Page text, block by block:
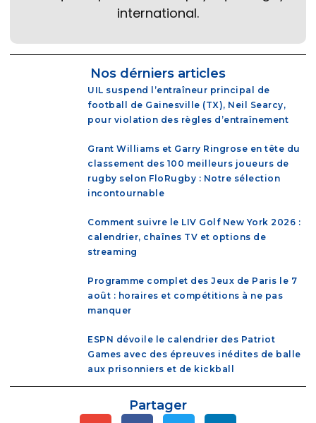
international.
Nos dérniers articles
UIL suspend l’entraîneur principal de
football de Gainesville (TX), Neil Searcy,
pour violation des règles d’entraînement
Grant Williams et Garry Ringrose en tête du
classement des 100 meilleurs joueurs de
rugby selon FloRugby : Notre sélection
incontournable
Comment suivre le LIV Golf New York 2026 :
calendrier, chaînes TV et options de
streaming
Programme complet des Jeux de Paris le 7
août : horaires et compétitions à ne pas
manquer
ESPN dévoile le calendrier des Patriot
Games avec des épreuves inédites de balle
aux prisonniers et de kickball
Partager